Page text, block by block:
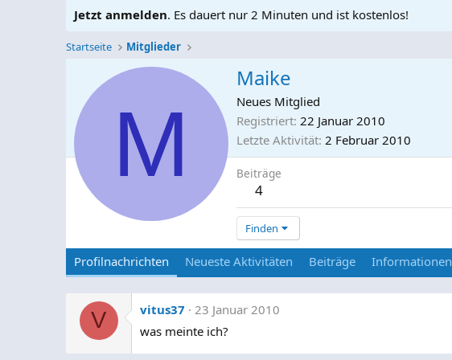
Jetzt anmelden. Es dauert nur 2 Minuten und ist kostenlos!
Startseite Mitglieder
M
Maike
Neues Mitglied
Registriert 22 Januar 2010
Letzte Aktivität 2 Februar 2010
Beiträge
4
Finden
Profilnachrichten Neueste Aktivitäten Beiträge Informationen
V vitus37
23 Januar 2010
was meinte ich?